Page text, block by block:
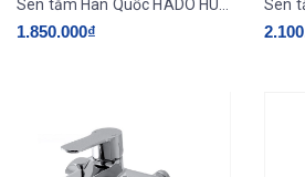
1.850.000₫